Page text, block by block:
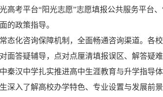
高考平台“阳光志愿”志愿填报公共服务平台
的政策指导。
态化咨询保障机制，全面畅通咨询渠道。各
面答疑辅导，点对点厘清填报误区、解答疑
秦汉中学扎实推进高中生涯教育与升学指导
深入了解高校办学特色、专业设置与发展前